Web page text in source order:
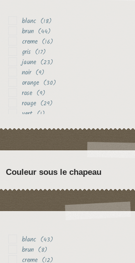
blanc (18)
brun (44)
creme (16)
gris (17)
jaune (23)
noir (9)
orange (30)
rose (9)
rouge (29)
vert (1)
Couleur sous le chapeau
blanc (43)
brun (8)
creme (12)